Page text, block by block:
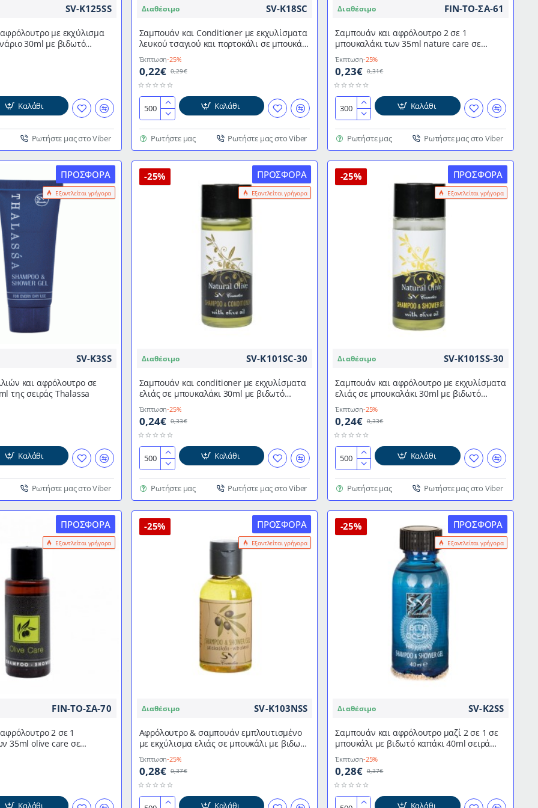
SV-K125SS
με εκχύλισμα
30ml με βιδωτό
"Natural Olive"
Καλάθι
Ρωτήστε μας στο Viber
Διαθέσιμο SV-K18SC
Σαμπουάν και Conditioner με εκχυλίσματα
λευκού τσαγιού και πορτοκάλι σε μπουκάλι
Έκπτωση-25%
0,22€ 0,29€
Σαμπουάν
Conditioner
με
εκχυλίσματα
λευκού
τσαγιού
Καλάθι
Ρωτήστε μας Ρωτήστε μας στο Viber
Διαθέσιμο FIN-ΤΟ-ΣΑ-61
Σαμπουάν και αφρόλουτρο 2 σε 1
μπουκαλάκι των 35ml nature care σε
συσκευασία των 300 τμχ
Έκπτωση-25%
0,23€ 0,31€
Σαμπουάν
αφρόλουτρο
2
σε
μπουκαλάκι
Καλάθι
Ρωτήστε μας Ρωτήστε μας στο Viber
ΠΡΟΣΦΟΡΆ
Εξαντλείται γρήγορα
SV-K3SS
και αφρόλουτρο σε
της σειράς Thalassa
Καλάθι
Ρωτήστε μας στο Viber
ΠΡΟΣΦΟΡΆ
Εξαντλείται γρήγορα
-25%
Διαθέσιμο SV-K101SC-30
Σαμπουάν και conditioner με εκχυλίσματα
ελιάς σε μπουκαλάκι 30ml με βιδωτό
καπάκι της σειράς "Natural Olive"
Έκπτωση-25%
0,24€ 0,33€
Σαμπουάν
conditioner
με
εκχυλίσματα
ελιάς
σε
Καλάθι
Ρωτήστε μας Ρωτήστε μας στο Viber
ΠΡΟΣΦΟΡΆ
Εξαντλείται γρήγορα
-25%
Διαθέσιμο SV-K101SS-30
Σαμπουάν και αφρόλουτρο με εκχυλίσματα
ελιάς σε μπουκαλάκι 30ml με βιδωτό
καπάκι της σειράς "Natural Olive"
Έκπτωση-25%
0,24€ 0,33€
Σαμπουάν
αφρόλουτρο
με
εκχυλίσματα
ελιάς
σε
Καλάθι
Ρωτήστε μας Ρωτήστε μας στο Viber
ΠΡΟΣΦΟΡΆ
Εξαντλείται γρήγορα
FIN-ΤΟ-ΣΑ-70
2 σε 1
35ml olive care σε
400 τμχ
Καλάθι
ΠΡΟΣΦΟΡΆ
Εξαντλείται γρήγορα
-25%
Διαθέσιμο SV-K103NSS
Αφρόλουτρο & σαμπουάν εμπλουτισμένο
με εκχύλισμα ελιάς σε μπουκάλι με βιδωτό
καπάκι 40ml
Έκπτωση-25%
0,28€ 0,37€
Καλάθι
ΠΡΟΣΦΟΡΆ
Εξαντλείται γρήγορα
-25%
Διαθέσιμο SV-K2SS
Σαμπουάν και αφρόλουτρο μαζί 2 σε 1 σε
μπουκάλι με βιδωτό καπάκι 40ml σειρά
Blue Ocean
Έκπτωση-25%
0,28€ 0,37€
Καλάθι